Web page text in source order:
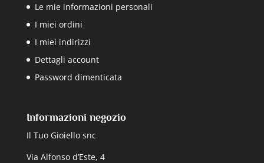
Le mie informazioni personali
I miei ordini
I miei indirizzi
Dettagli account
Password dimenticata
Informazioni negozio
Il Tuo Gioiello snc
Via Alfonso d’Este, 4